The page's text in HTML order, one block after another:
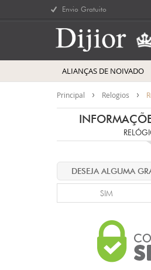
Envio Gratuito
ALIANÇAS DE NOIVADO
Principal Relogios
DESEJA ALGUMA
SIM